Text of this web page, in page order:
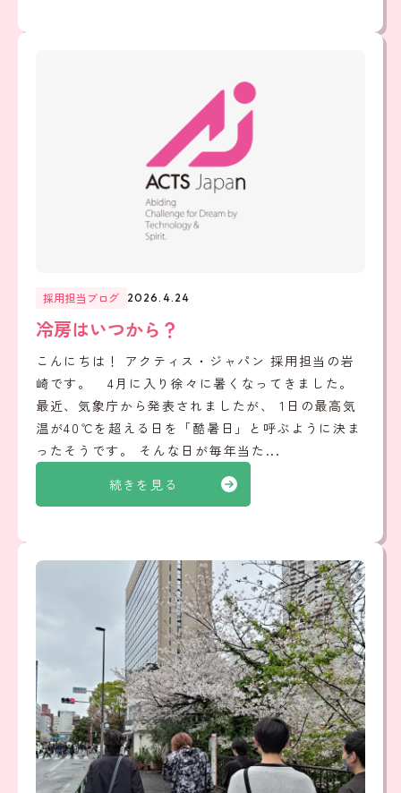
続きを見る
採用担当ブログ 2026.4.24
冷房はいつから？
こんにちは！ アクティス・ジャパン 採用担当の岩
崎です。 4月に入り徐々に暑くなってきました。
最近、気象庁から発表されましたが、 1日の最高気
温が40℃を超える日を「酷暑日」と呼ぶように決ま
ったそうです。 そんな日が毎年当た...